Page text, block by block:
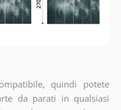
quindi potete
da parati in qualsiasi